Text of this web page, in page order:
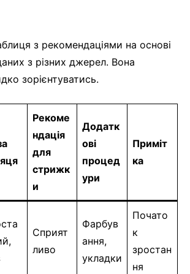
з рекомендаціями на основі
з різних джерел. Вона
зорієнтуватись.
Рекоме
ндація
для
стрижк
и
Додатк
ові
процед
ури
Приміт
ка
Сприят
ливо
Фарбув
ання,
укладки
Почато
к
зростан
ня